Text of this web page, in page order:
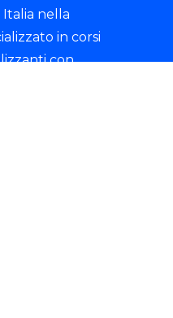
nella
in corsi
con